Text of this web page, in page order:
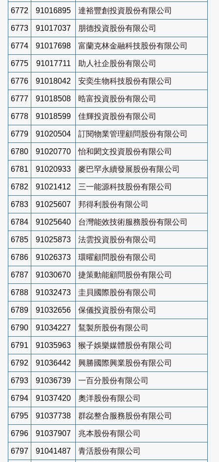
6772 91016895 達裕豐創投資股份有限公司
6773 91017037 朋德投資股份有限公司
6774 91017698 富蘭克林金融科技股份有限公司
6775 91017711 助人社企股份有限公司
6776 91018042 安奕生物科技股份有限公司
6777 91018508 晧富投資股份有限公司
6778 91018599 佳輝投資股份有限公司
6779 91020504 訂閱物業管理顧問股份有限公司
6780 91020770 怡和閎文投資股份有限公司
6781 91020933 麥巴罕永續發展股份有限公司
6782 91021412 三一能源科技股份有限公司
6783 91025607 邦得利股份有限公司
6784 91025640 台灣能效技術服務股份有限公司
6785 91025873 法雲投資股份有限公司
6786 91026373 環曜顧問股份有限公司
6787 91030670 捷策動能顧問股份有限公司
6788 91032473 圭貝國際股份有限公司
6789 91032656 保儀投資股份有限公司
6790 91034227 鵟製所股份有限公司
6791 91035963 猴子娛樂媒體股份有限公司
6792 91036442 興勝國際興業股份有限公司
6793 91036739 一百分股份有限公司
6794 91037420 奧洋股份有限公司
6795 91037738 群惢整合服務股份有限公司
6796 91037907 兆本股份有限公司
6797 91041487 青活股份有限公司